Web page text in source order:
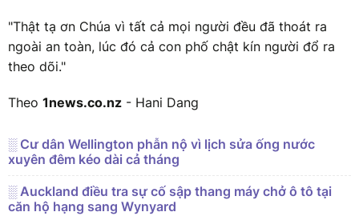
"Thật tạ ơn Chúa vì tất cả mọi người đều đã thoát ra
ngoài an toàn, lúc đó cả con phố chật kín người đổ ra
theo dõi."
Theo 1news.co.nz - Hani Dang
░ Cư dân Wellington phẫn nộ vì lịch sửa ống nước
xuyên đêm kéo dài cả tháng
░ Auckland điều tra sự cố sập thang máy chở ô tô tại
căn hộ hạng sang Wynyard